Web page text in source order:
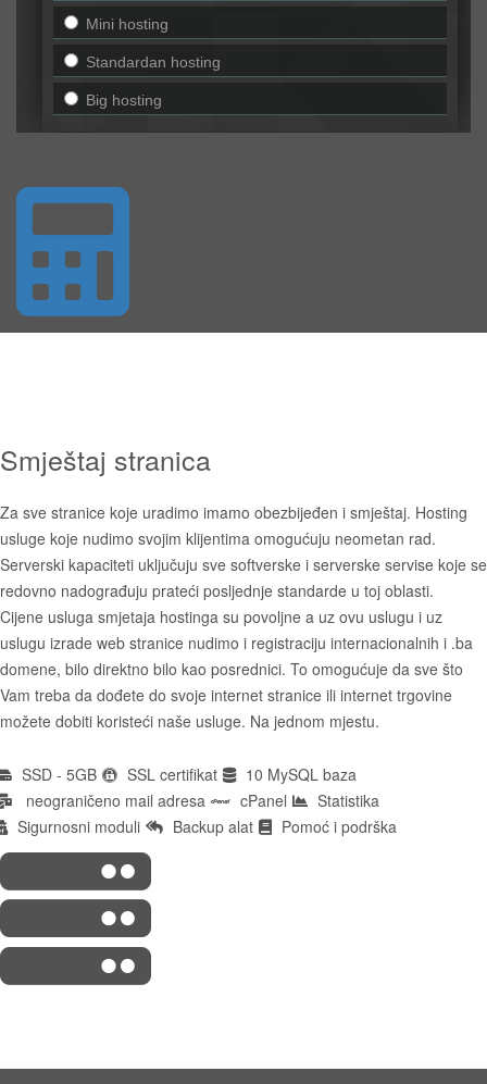
Smještaj stranica
Za sve stranice koje uradimo imamo obezbijeđen i smještaj. Hosting
usluge koje nudimo svojim klijentima omogućuju neometan rad.
Serverski kapaciteti uključuju sve softverske i serverske servise koje se
redovno nadograđuju prateći posljednje standarde u toj oblasti.
Cijene usluga smjetaja hostinga su povoljne a uz ovu uslugu i uz
uslugu izrade web stranice nudimo i registraciju internacionalnih i .ba
domene, bilo direktno bilo kao posrednici. To omogućuje da sve što
Vam treba da dođete do svoje internet stranice ili internet trgovine
možete dobiti koristeći naše usluge. Na jednom mjestu.
SSD - 5GB SSL certifikat
10 MySQL baza
neograničeno mail adresa
cPanel
Statistika
Sigurnosni moduli
Backup alat Pomoć i podrška